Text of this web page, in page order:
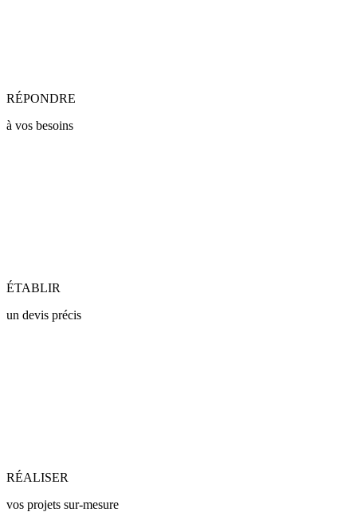
RÉPONDRE
à vos besoins
ÉTABLIR
un devis précis
RÉALISER
vos projets sur-mesure